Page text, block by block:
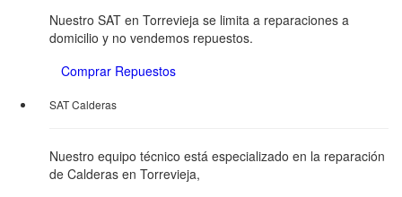
Nuestro SAT en Torrevieja se limita a reparaciones a
domicilio y no vendemos repuestos.
Comprar Repuestos
SAT Calderas
Nuestro equipo técnico está especializado en la reparación
de Calderas en Torrevieja,